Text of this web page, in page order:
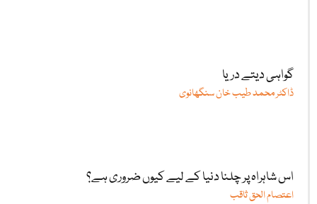
گواہی دیتے دریا
ڈاکٹر محمد طیب خان سنگھانوی
اس شاہراہ پر چلنا دنیا کے لیے کیوں ضروری ہے؟
اعتصام الحق ثاقب